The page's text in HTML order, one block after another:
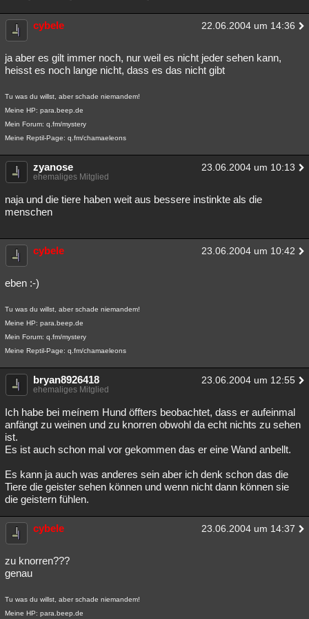
cybele 22.06.2004 um 14:36
ja aber es gilt immer noch, nur weil es nicht jeder sehen kann,
heisst es noch lange nicht, dass es das nicht gibt
Tu was du willst, aber schade niemandem!
Meine HP: para.beep.de
Mein Forum: q.fm/mystery
Meine Reptil-Page: q.fm/chamaeleons
zyanose 23.06.2004 um 10:13
ehemaliges Mitglied
naja und die tiere haben weit aus bessere instinkte als die
menschen
cybele 23.06.2004 um 10:42
eben :-)
Tu was du willst, aber schade niemandem!
Meine HP: para.beep.de
Mein Forum: q.fm/mystery
Meine Reptil-Page: q.fm/chamaeleons
bryan8926418 23.06.2004 um 12:55
ehemaliges Mitglied
Ich habe bei meínem Hund öffters beobachtet, dass er aufeinmal
anfängt zu weinen und zu knorren obwohl da echt nichts zu sehen
ist.
Es ist auch schon mal vor gekommen das er eine Wand anbellt.
Es kann ja auch was anderes sein aber ich denk schon das die
Tiere die geister sehen können und wenn nicht dann können sie
die geistern fühlen.
cybele 23.06.2004 um 14:37
zu knorren???
genau
Tu was du willst, aber schade niemandem!
Meine HP: para.beep.de